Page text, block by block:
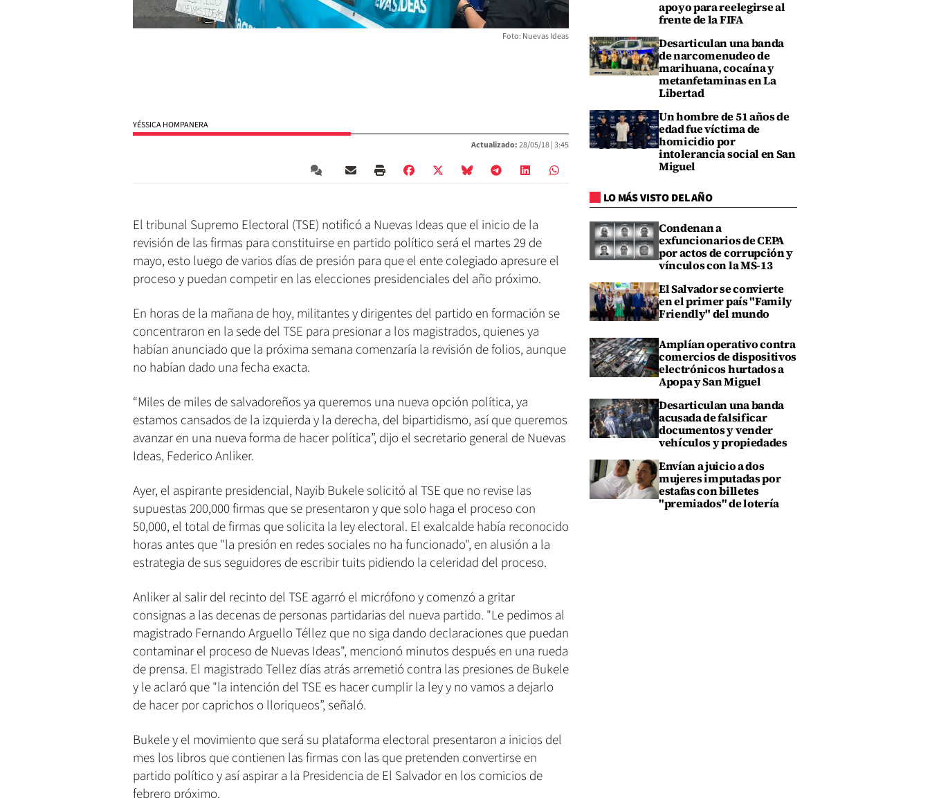
Foto: Nuevas Ideas
YÉSSICA HOMPANERA
Actualizado:28/05/18 |3:45
El tribunal Supremo Electoral (TSE) notificó a Nuevas Ideas que el inicio de la
revisión de las firmas para constituirse en partido político será el martes 29 de
mayo, esto luego de varios días de presión para que el ente colegiado apresure el
proceso y puedan competir en las elecciones presidenciales del año próximo.
En horas de la mañana de hoy, militantes y dirigentes del partido en formación se
concentraron en la sede del TSE para presionar a los magistrados, quienes ya
habían anunciado que la próxima semana comenzaría la revisión de folios, aunque
no habían dado una fecha exacta.
“Miles de miles de salvadoreños ya queremos una nueva opción política, ya
estamos cansados de la izquierda y la derecha, del bipartidismo, así que queremos
avanzar en una nueva forma de hacer política”, dijo el secretario general de Nuevas
Ideas, Federico Anliker.
Ayer, el aspirante presidencial, Nayib Bukele solicitó al TSE que no revise las
supuestas 200,000 firmas que se presentaron y que solo haga el proceso con
50,000, el total de firmas que solicita la ley electoral. El exalcalde había reconocido
horas antes que "la presión en redes sociales no ha funcionado", en alusión a la
estrategia de sus seguidores de escribir tuits pidiendo la celeridad del proceso.
Anliker al salir del recinto del TSE agarró el micrófono y comenzó a gritar
consignas a las decenas de personas partidarias del nueva partido. "Le pedimos al
magistrado Fernando Arguello Téllez que no siga dando declaraciones que puedan
contaminar el proceso de Nuevas Ideas", mencionó minutos después en una rueda
de prensa. El magistrado Tellez días atrás arremetió contra las presiones de Bukele
y le aclaró que "la intención del TSE es hacer cumplir la ley y no vamos a dejarlo
de hacer por caprichos o lloriqueos”, señaló.
Bukele y el movimiento que será su plataforma electoral presentaron a inicios del
mes los libros que contienen las firmas con las que pretenden convertirse en
partido político y así aspirar a la Presidencia de El Salvador en los comicios de
febrero próximo.
apoyo para reelegirse al
frente de la FIFA
Desarticulan una banda
de narcomenudeo de
marihuana, cocaína y
metanfetaminas en La
Libertad
Un hombre de 51 años de
edad fue víctima de
homicidio por
intolerancia social en San
Miguel
LO MÁS VISTO DEL AÑO
Condenan a
exfuncionarios de CEPA
por actos de corrupción y
vínculos con la MS-13
El Salvador se convierte
en el primer país "Family
Friendly" del mundo
Amplían operativo contra
comercios de dispositivos
electrónicos hurtados a
Apopa y San Miguel
Desarticulan una banda
acusada de falsificar
documentos y vender
vehículos y propiedades
Envían a juicio a dos
mujeres imputadas por
estafas con billetes
"premiados" de lotería